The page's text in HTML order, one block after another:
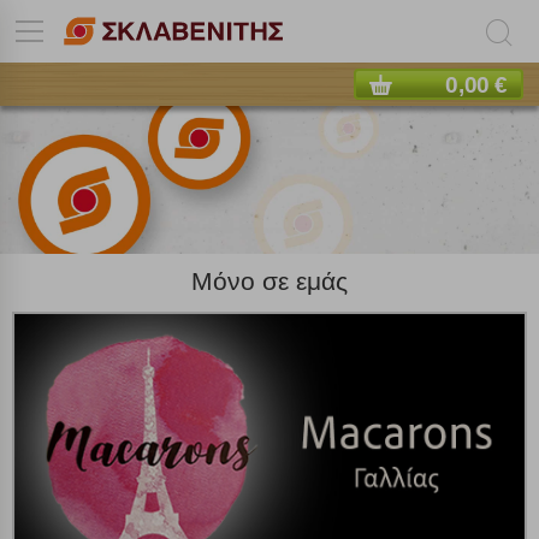
0,00 €
Μόνο σε εμάς